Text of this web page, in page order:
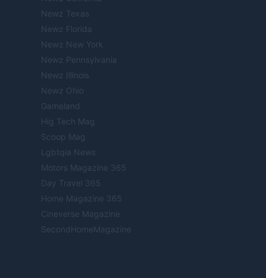
Newz Texas
Newz Florida
Newz New York
Newz Pennsylvania
Newz Illinois
Newz Ohio
Gameland
Hig Tech Mag
Scoop Mag
Lgbtqia News
Motors Magazine 365
Day Travel 365
Home Magazine 365
Cineverse Magazine
SecondHomeMagazine